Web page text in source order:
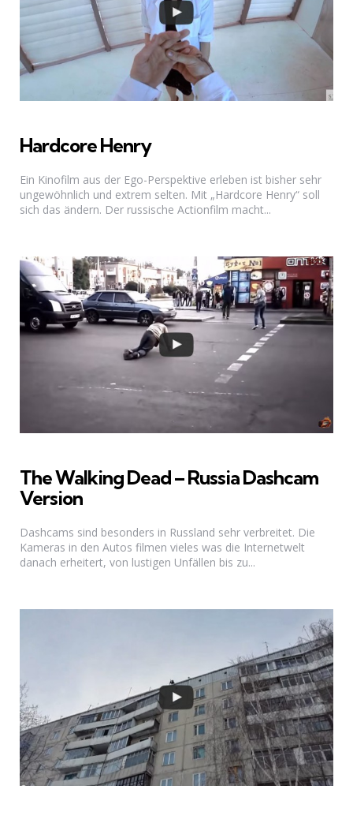
Hardcore Henry
Ein Kinofilm aus der Ego-Perspektive erleben ist bisher sehr
ungewöhnlich und extrem selten. Mit „Hardcore Henry“ soll
sich das ändern. Der russische Actionfilm macht...
The Walking Dead – Russia Dashcam
Version
Dashcams sind besonders in Russland sehr verbreitet. Die
Kameras in den Autos filmen vieles was die Internetwelt
danach erheitert, von lustigen Unfällen bis zu...